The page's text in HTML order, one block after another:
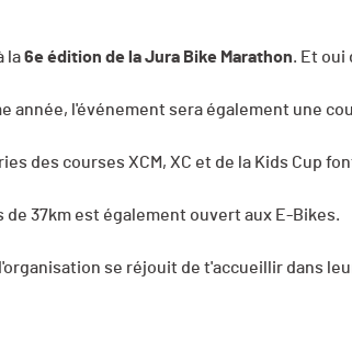
la6e édition de la Jura Bike Marathon. Et oui
année, l'événement sera également une
des courses XCM, XC et de la Kids Cup
de 37km est également ouvert aux E-Bikes.
se réjouit de t'accueillir dans